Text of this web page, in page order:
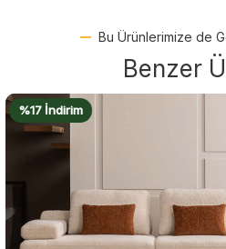
Bu Ürünlerimize de
Benzer
%16 İndirim